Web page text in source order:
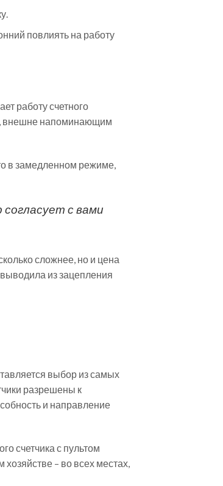
повлиять на работу
работу счетного
внешне напоминающим
в замедленном режиме,
с вами
сложнее, но и цена
из зацепления
выбор из самых
разрешены к
и направление
счетчика с пультом
– во всех местах,